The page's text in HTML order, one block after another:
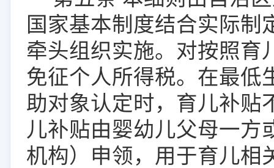
国家基本制度结合实际制
牵头组织实施。对按照育
免征个人所得税。 在最低
助对象认定时， 育儿补贴
儿补贴由婴幼儿父母一方
机构）申领， 用于育儿相